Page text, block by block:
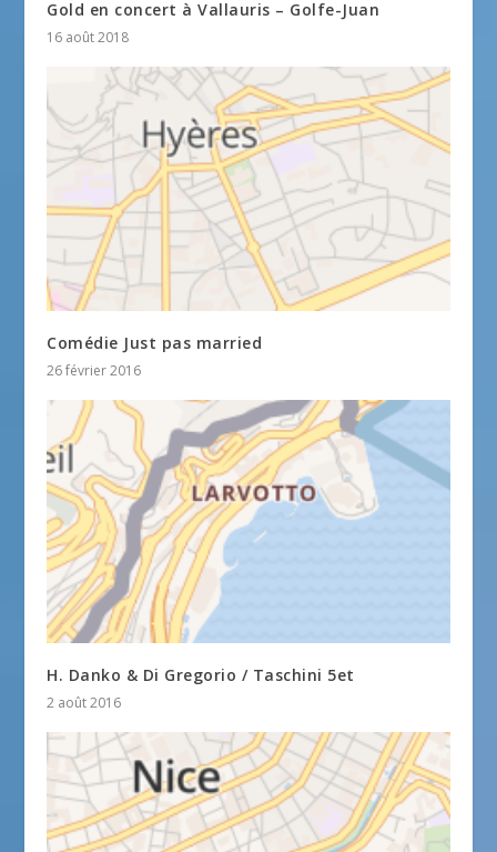
Gold en concert à Vallauris – Golfe-Juan
16 août 2018
Comédie Just pas married
26 février 2016
H. Danko & Di Gregorio / Taschini 5et
2 août 2016